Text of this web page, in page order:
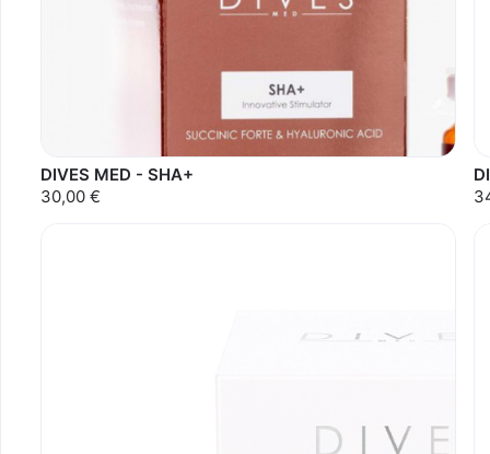
DIVES MED - SHA+
30,00 €